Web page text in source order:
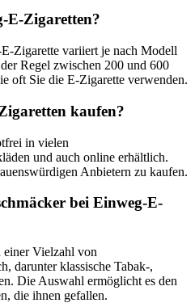
E-Zigaretten?
Zigarette variiert je nach Modell
Regel zwischen 200 und 600
oft Sie die E-Zigarette verwenden.
kaufen?
in vielen
und auch online erhältlich.
Anbietern zu kaufen.
bei Einweg-E-
einer Vielzahl von
darunter klassische Tabak-,
Die Auswahl ermöglicht es den
die ihnen gefallen.